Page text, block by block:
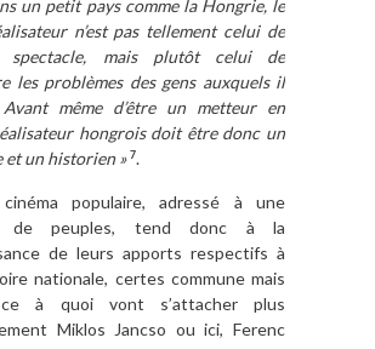
un petit pays comme la Hongrie, le
n’est pas tellement celui de
spectacle, mais plutôt celui de
les problèmes des gens auxquels il
Avant même d’être un metteur en
hongrois doit être donc un
et un historien » 7.
populaire, adressé à une
de peuples, tend donc à la
de leurs apports respectifs à
nationale, certes commune mais
à quoi vont s’attacher plus
Miklos Jancso ou ici, Ferenc